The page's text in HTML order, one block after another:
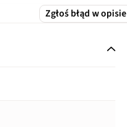
Zgłoś błąd w opisie